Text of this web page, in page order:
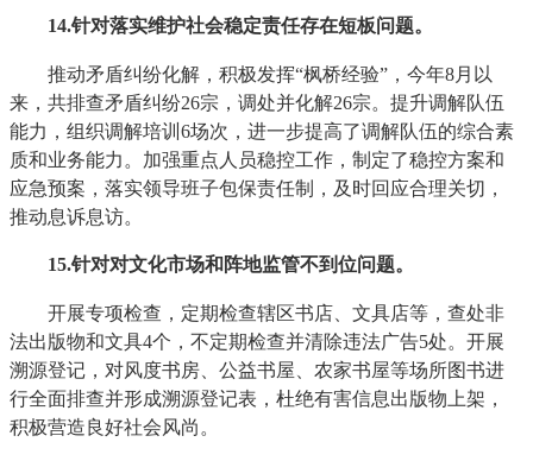
14.针对落实维护社会稳定责任存在短板问题。
推动矛盾纠纷化解，积极发挥“枫桥经验”，今年8月以
来，共排查矛盾纠纷26宗，调处并化解26宗。提升调解队伍
能力，组织调解培训6场次，进一步提高了调解队伍的综合素
质和业务能力。加强重点人员稳控工作，制定了稳控方案和
应急预案，落实领导班子包保责任制，及时回应合理关切，
推动息诉息访。
15.针对对文化市场和阵地监管不到位问题。
开展专项检查，定期检查辖区书店、文具店等，查处非
法出版物和文具4个，不定期检查并清除违法广告5处。开展
溯源登记，对风度书房、公益书屋、农家书屋等场所图书进
行全面排查并形成溯源登记表，杜绝有害信息出版物上架，
积极营造良好社会风尚。